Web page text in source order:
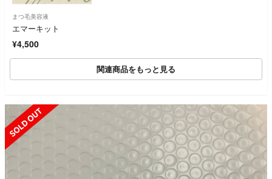
まつ毛美容液
エマーキット
¥4,500
関連商品をもっと見る